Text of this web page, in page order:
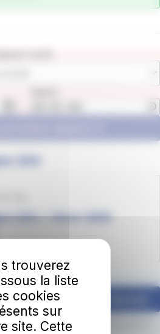
l'arrêt
204
204 / Hiver 2025
irigo 📩
mon adresse email pour m’envoyer la
trouverez
la liste
cookies
sur
site. Cette